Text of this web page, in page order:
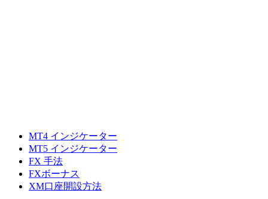
MT4 インジケーター
MT5 インジケーター
FX 手法
FXボーナス
XM口座開設方法